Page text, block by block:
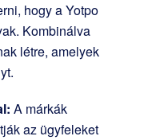
hogy a Yotpo
Kombinálva
létre, amelyek
A márkák
az ügyfeleket